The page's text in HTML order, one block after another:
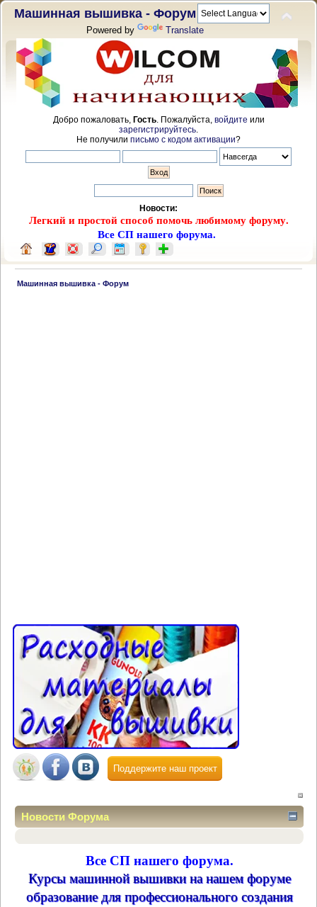
Машинная вышивка - Форум
Powered by Translate
Добро пожаловать, Гость. Пожалуйста, войдите или
зарегистрируйтесь
Не получили письмо с кодом активации?
Новости:
Легкий и простой способ помочь любимому форуму.
Все СП нашего форума.
Машинная вышивка - Форум
Поддержите наш проект
Новости Форума
Все СП нашего форума.
Курсы машинной вышивки на нашем форуме
образование для профессионального создания